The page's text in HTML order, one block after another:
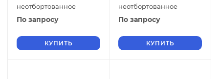
неотбортованное
По запросу
КУПИТЬ
неотбортованное
По запросу
КУПИТЬ